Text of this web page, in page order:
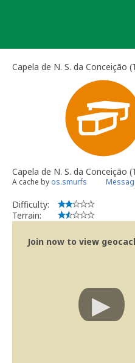
Capela de N. S. da Conceição
Capela de N. S. da Conceição
A cache by os.smurfs
Difficulty:
Terrain:
Join now to view